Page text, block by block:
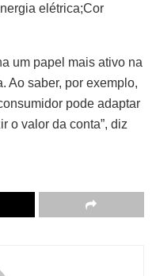
elétrica;Cor
um papel mais ativo na
Ao saber, por exemplo,
pode adaptar
o valor da conta”, diz